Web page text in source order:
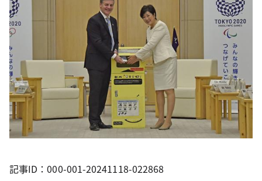
記事ID：000-001-20241118-022868